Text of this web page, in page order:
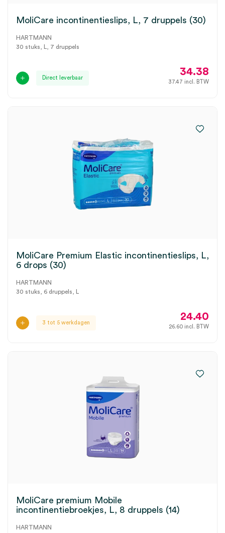
MoliCare incontinentieslips, L, 7 druppels (30)
HARTMANN
30 stuks, L, 7 druppels
Direct leverbaar
34.38
37.47 incl. BTW
MoliCare Premium Elastic incontinentieslips, L,
6 drops (30)
HARTMANN
30 stuks, 6 druppels, L
3 tot 5 werkdagen
24.40
26.60 incl. BTW
MoliCare premium Mobile
incontinentiebroekjes, L, 8 druppels (14)
HARTMANN